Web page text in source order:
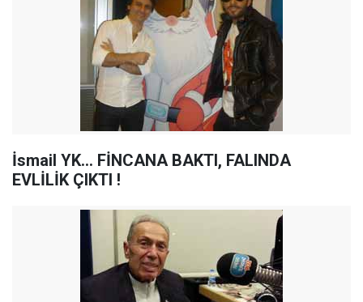
İsmail YK... FİNCANA BAKTI, FALINDA
EVLİLİK ÇIKTI !